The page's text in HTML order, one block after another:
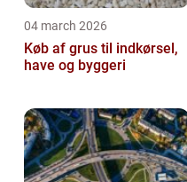
04 march 2026
Køb af grus til indkørsel,
have og byggeri